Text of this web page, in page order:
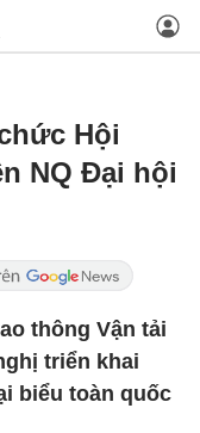
Hội
NQ Đại hội
thông Vận tải
triển khai
biểu toàn quốc